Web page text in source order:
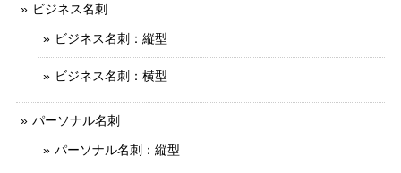
ビジネス名刺
ビジネス名刺：縦型
ビジネス名刺：横型
パーソナル名刺
パーソナル名刺：縦型